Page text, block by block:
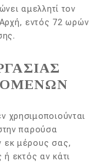
αμελλητί τον
εντός 72 ωρών
παρούσα
εκ μέρους σας,
εκτός αν κάτι